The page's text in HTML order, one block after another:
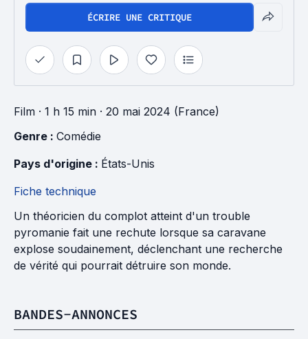
ÉCRIRE UNE CRITIQUE
Film · 1 h 15 min · 20 mai 2024 (France)
Genre : Comédie
Pays d'origine : États-Unis
Fiche technique
Un théoricien du complot atteint d'un trouble
pyromanie fait une rechute lorsque sa caravane
explose soudainement, déclenchant une recherche
de vérité qui pourrait détruire son monde.
BANDES-ANNONCES